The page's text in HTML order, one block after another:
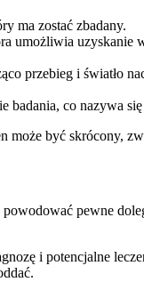
ma zostać zbadany.
umożliwia
przebieg i światło
badania, co nazywa
być skrócony,
pewne
i potencjalne